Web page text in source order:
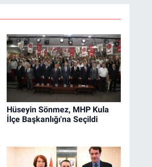
Hüseyin Sönmez, MHP Kula
İlçe Başkanlığı'na Seçildi